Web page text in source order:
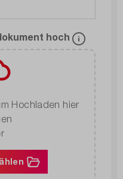
hoch
Hochladen hier